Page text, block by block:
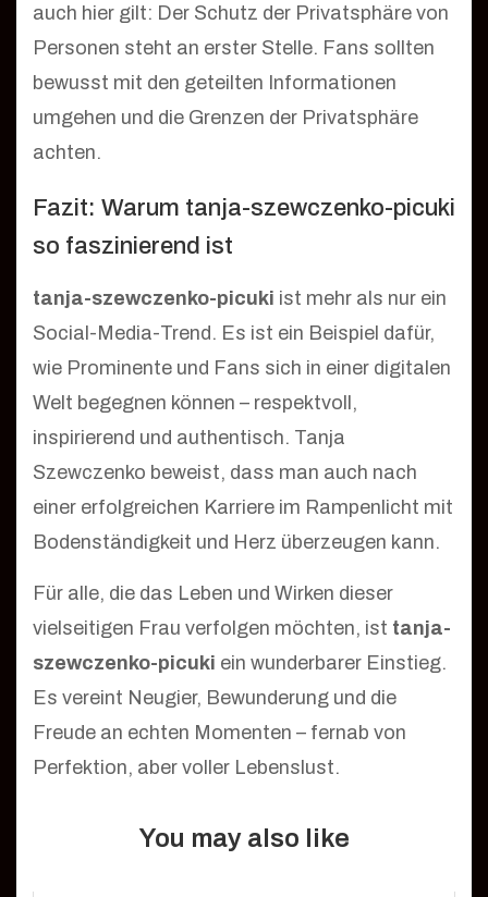
auch hier gilt: Der Schutz der Privatsphäre von
Personen steht an erster Stelle. Fans sollten
bewusst mit den geteilten Informationen
umgehen und die Grenzen der Privatsphäre
achten.
Fazit: Warum tanja-szewczenko-picuki
so faszinierend ist
tanja-szewczenko-picuki ist mehr als nur ein
Social-Media-Trend. Es ist ein Beispiel dafür,
wie Prominente und Fans sich in einer digitalen
Welt begegnen können – respektvoll,
inspirierend und authentisch. Tanja
Szewczenko beweist, dass man auch nach
einer erfolgreichen Karriere im Rampenlicht mit
Bodenständigkeit und Herz überzeugen kann.
Für alle, die das Leben und Wirken dieser
vielseitigen Frau verfolgen möchten, ist tanja-
szewczenko-picuki ein wunderbarer Einstieg.
Es vereint Neugier, Bewunderung und die
Freude an echten Momenten – fernab von
Perfektion, aber voller Lebenslust.
You may also like